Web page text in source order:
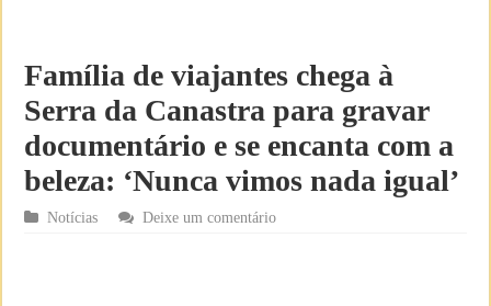
Família de viajantes chega à
Serra da Canastra para gravar
documentário e se encanta com a
beleza: ‘Nunca vimos nada igual’
Notícias Deixe um comentário